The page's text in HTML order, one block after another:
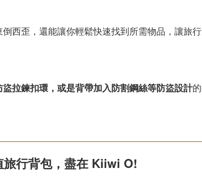
西歪，還能讓你輕鬆快速找到所需物品，讓旅
拉鍊扣環，或是背帶加入防割鋼絲等防盜設計
旅行背包，盡在 Kiiwi O!